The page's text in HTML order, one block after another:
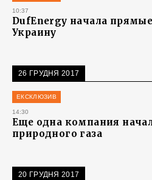
10:37
DufEnergy начала
Украину
26 ГРУДНЯ 2017
ЕКСКЛЮЗИВ
14:30
Еще одна компания
природного газа
20 ГРУДНЯ 2017